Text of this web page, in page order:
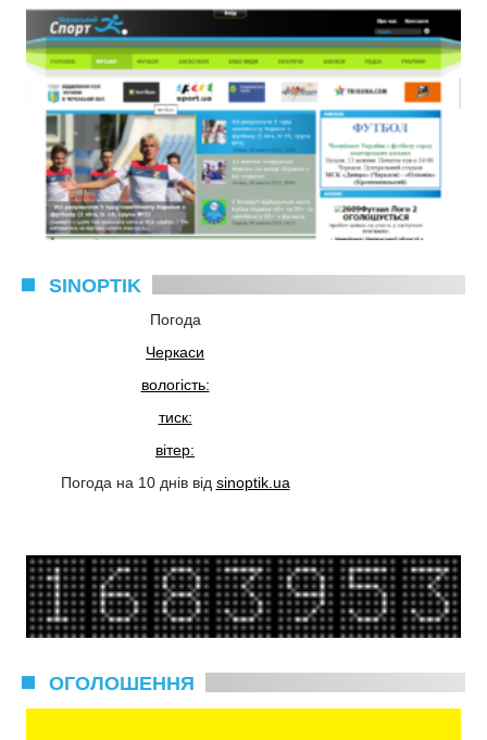
SINOPTIK
Погода
Черкаси
вологість:
тиск:
вітер:
Погода на 10 днів від sinoptik.ua
ОГОЛОШЕННЯ